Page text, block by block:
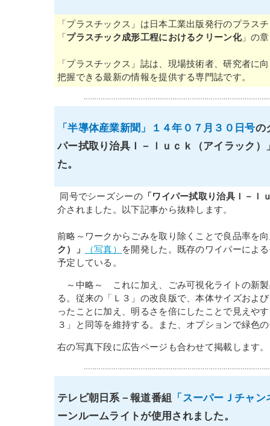
「プラスチックス」は日本工業出版発行のプラス
「 プラスチック成形工程におけるクリーン化」の
「プラスチックス」誌は、現場技術者、研究者に
把握できる最新の情報を提供する専門誌です。
「半導体産業新聞」１４年０７月３０日号の
パー拭取り治具Ｉ－ｌｕｃｋ（アイラック
た。
同号でシーズシーの「ワイパー拭取り治具Ｉ－ｌ
介されました。以下記事から抜粋します。
前略～ワークからごみを取り除くことで良品率を
ク）」
（写真）
を開発した。既存のワイパーによ
予定している。
～中略～ これに加え、ごみ可視化ライトの新製
る。従来の「Ｌ３」の改良版で、本体サイズおよ
ったことに加え、明るさを倍にしたことで見えや
３」と同等を維持する。
また、オプションで緑色
右の写真下段に広告ページも合わせて掲載します
テレビ朝日系－報道番組
「スーパーＪチャン
ーンルームライトが使用されました。